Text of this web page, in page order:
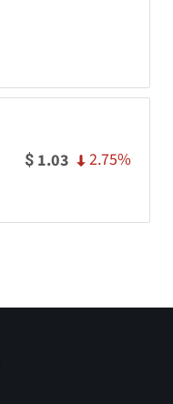
$ 1.03 2.75%